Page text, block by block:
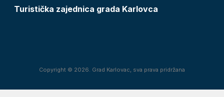
Turistička zajednica grada Karlovca
Copyright © 2026. Grad Karlovac, sva prava pridržana